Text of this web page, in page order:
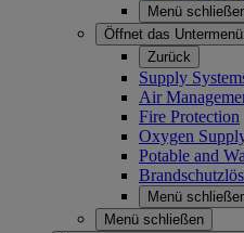
Menü
Öffnet das
Zurück
Supply
Air
Fire Protection
Oxygen
Potable and
Menü
Menü schließen